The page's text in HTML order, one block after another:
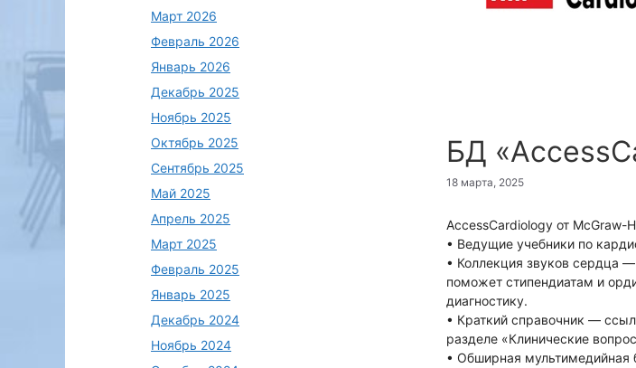
БД
18 марта, 2025
AccessCardiology от McGraw-
• Ведущие учебники по
• Коллекция звуков сердца
поможет стипендиатам и
диагностику.
• Краткий справочник —
разделе «Клинические
• Обширная мультимедийная
Март 2026
Февраль 2026
Январь 2026
Декабрь 2025
Ноябрь 2025
Октябрь 2025
Сентябрь 2025
Май 2025
Апрель 2025
Март 2025
Февраль 2025
Январь 2025
Декабрь 2024
Ноябрь 2024